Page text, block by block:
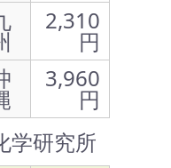
2,310
円
3,960
円
学研究所